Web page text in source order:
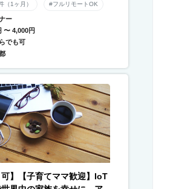
（1ヶ月） #フルリモートOK
ー
〜 4,000円
でも可
可】【子育てママ歓迎】IoT